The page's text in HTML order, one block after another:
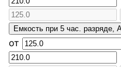
Емкость при 5 час. разряде,
от